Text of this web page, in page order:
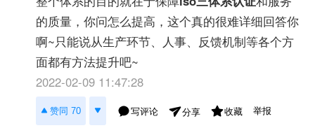
的质量，你问怎么提高，这个真的很难详细回答你
啊~只能说从生产环节、人事、反馈机制等各个方
面都有方法提升吧~
2022-02-09 11:47:28
赞同 70 写评论 分享 收藏 举报